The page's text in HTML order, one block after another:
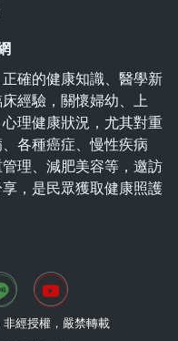
確的健康知識、醫學新
經驗，關懷婦幼、上
理健康狀況，尤其對重
各種癌症、慢性疾病
理、減肥美容等，邀訪
，是民眾獲取健康照護
經授權，嚴禁轉載